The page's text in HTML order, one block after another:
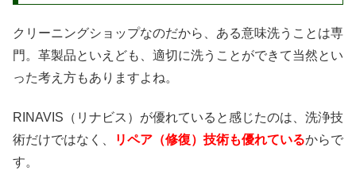
クリーニングショップなのだから、ある意味洗うことは専
門。革製品といえども、適切に洗うことができて当然とい
った考え方もありますよね。
RINAVIS（リナビス）が優れていると感じたのは、洗浄技
術だけではなく、
リペア（修復）技術も優れているからで
す。